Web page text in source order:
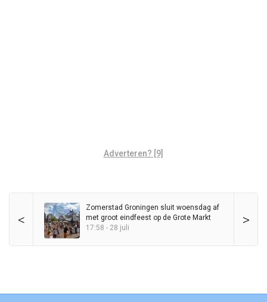
Adverteren? [9]
< >
Zomerstad Groningen sluit woensdag af
met groot eindfeest op de Grote Markt
17:58 - 28 juli